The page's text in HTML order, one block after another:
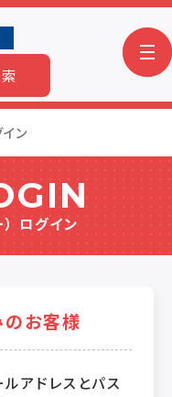
ン
ログイン
お客様
アドレスとパス